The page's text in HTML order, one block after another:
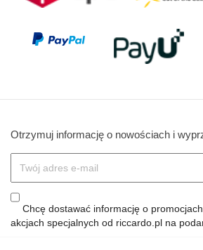
Otrzymuj informację o nowościach i
Chcę dostawać informację o
akcjach specjalnych od riccardo.pl na